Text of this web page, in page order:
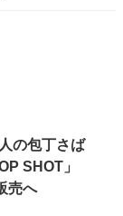
の包丁さば
SHOT」
売へ